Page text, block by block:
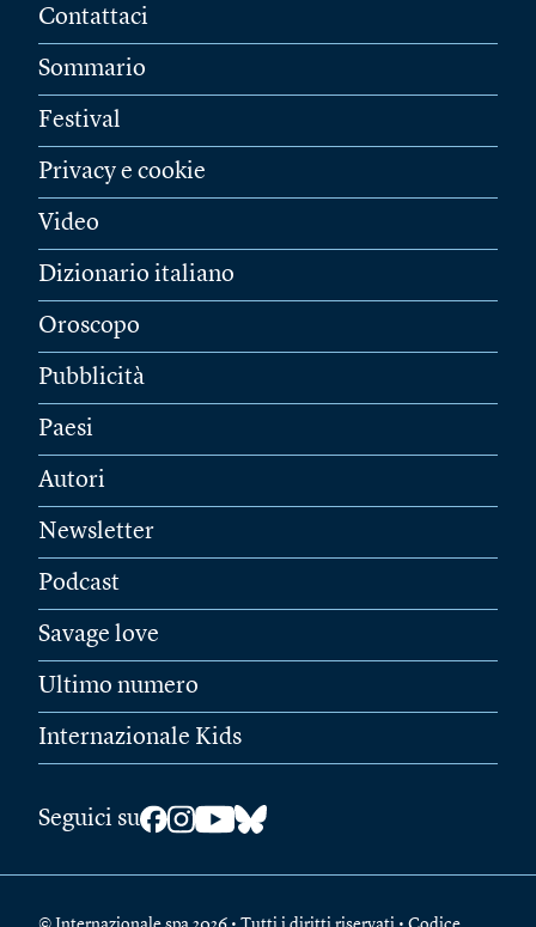
Contattaci
Sommario
Festival
Privacy e cookie
Video
Dizionario italiano
Oroscopo
Pubblicità
Paesi
Autori
Newsletter
Podcast
Savage love
Ultimo numero
Internazionale Kids
Seguici su